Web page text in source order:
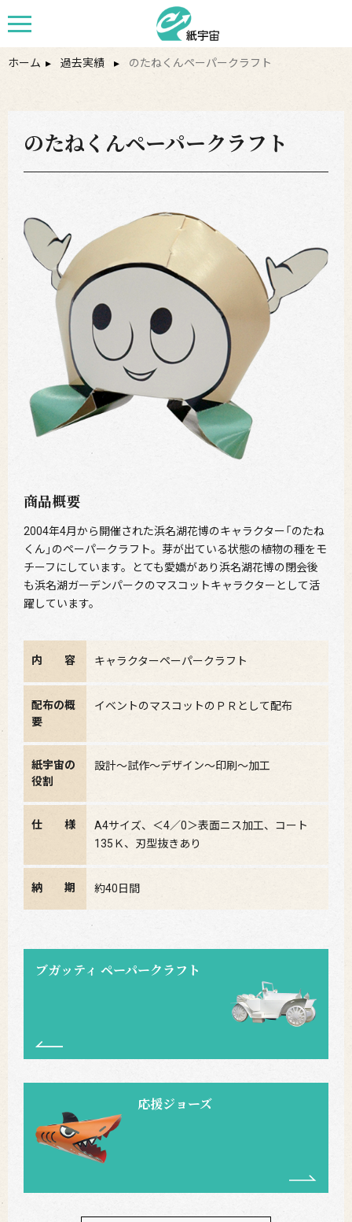
ホーム ▸ 過去実績 ▸ のたねくんペーパークラフト
のたねくんペーパークラフト
商品概要
2004年4月から開催された浜名湖花博のキャラクター「のたね
くん」のペーパークラフト。芽が出ている状態の植物の種をモ
チーフにしています。とても愛嬌があり浜名湖花博の閉会後
も浜名湖ガーデンパークのマスコットキャラクターとして活
躍しています。
内 容 キャラクターペーパークラフト
配布の概
要
イベントのマスコットのＰＲとして配布
紙宇宙の
役割
設計～試作～デザイン～印刷～加工
仕 様
A4サイズ、＜4／0＞表面ニス加工、コート
135Ｋ、刃型抜きあり
納 期 約40日間
ブガッティ ペーパークラフト
応援ジョーズ